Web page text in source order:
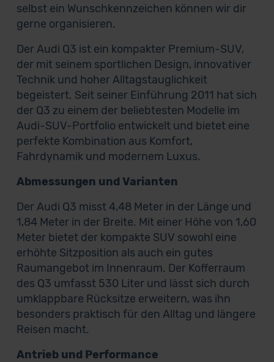
selbst ein Wunschkennzeichen können wir dir
gerne organisieren.
Der Audi Q3 ist ein kompakter Premium-SUV,
der mit seinem sportlichen Design, innovativer
Technik und hoher Alltagstauglichkeit
begeistert. Seit seiner Einführung 2011 hat sich
der Q3 zu einem der beliebtesten Modelle im
Audi-SUV-Portfolio entwickelt und bietet eine
perfekte Kombination aus Komfort,
Fahrdynamik und modernem Luxus.
Abmessungen und Varianten
Der Audi Q3 misst 4,48 Meter in der Länge und
1,84 Meter in der Breite. Mit einer Höhe von 1,60
Meter bietet der kompakte SUV sowohl eine
erhöhte Sitzposition als auch ein gutes
Raumangebot im Innenraum. Der Kofferraum
des Q3 umfasst 530 Liter und lässt sich durch
umklappbare Rücksitze erweitern, was ihn
besonders praktisch für den Alltag und längere
Reisen macht.
Antrieb und Performance